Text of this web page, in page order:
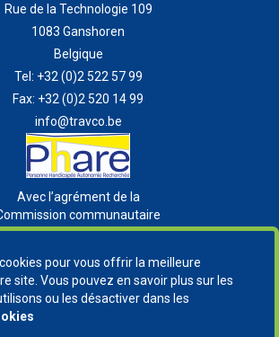
Rue de la Technologie 109
1083 Ganshoren
Belgique
Tel: +32 (0)2 522 57 99
Fax: +32 (0)2 520 14 99
info@travco.be
Avec l’agrément de la
communautaire
française
pour vous offrir la meilleure
site. Vous pouvez en savoir plus sur les
ou les désactiver dans les